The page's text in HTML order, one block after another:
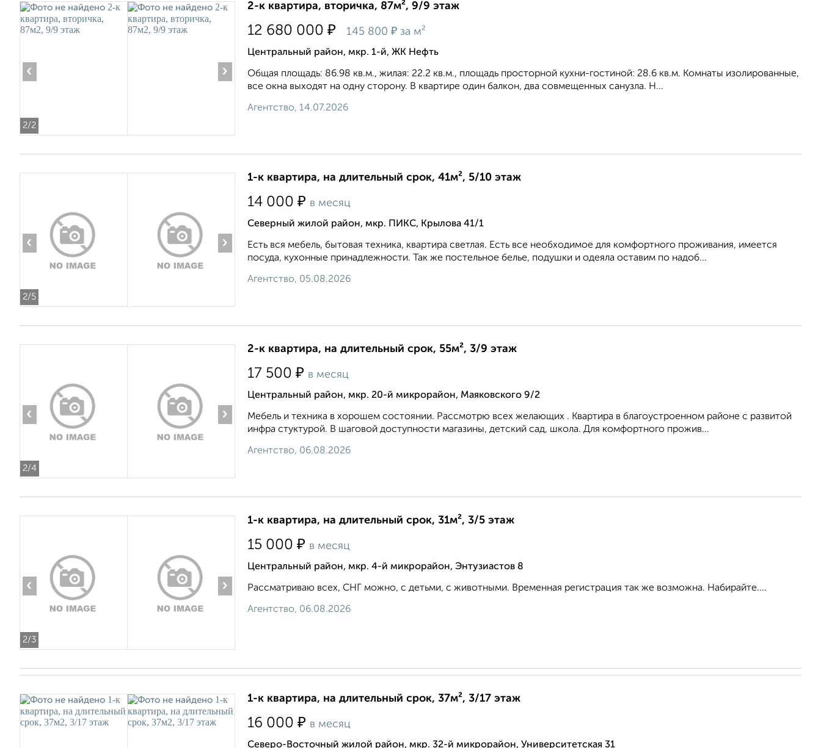
2/2
‹ ›
2-к квартира, вторичка, 87м², 9/9 этаж
12 680 000 ₽ 145 800 ₽ за м²
Центральный район, мкр. 1-й, ЖК Нефть
Общая площадь: 86.98 кв.м., жилая: 22.2 кв.м., площадь просторной кухни-гостиной: 28.6 кв.м. Комнаты изолированные,
все окна выходят на одну сторону. В квартире один балкон, два совмещенных санузла. Н...
Агентство, 14.07.2026
2/5
‹ ›
1-к квартира, на длительный срок, 41м², 5/10 этаж
14 000 ₽ в месяц
Северный жилой район, мкр. ПИКС, Крылова 41/1
Есть вся мебель, бытовая техника, квартира светлая. Есть все необходимое для комфортного проживания, имеется
посуда, кухонные принадлежности. Так же постельное белье, подушки и одеяла оставим по надоб...
Агентство, 05.08.2026
2/4
‹ ›
2-к квартира, на длительный срок, 55м², 3/9 этаж
17 500 ₽ в месяц
Центральный район, мкр. 20-й микрорайон, Маяковского 9/2
Мебель и техника в хорошем состоянии. Рассмотрю всех желающих . Квартира в благоустроенном районе с развитой
инфра стуктурой. В шаговой доступности магазины, детский сад, школа. Для комфортного прожив...
Агентство, 06.08.2026
2/3
‹ ›
1-к квартира, на длительный срок, 31м², 3/5 этаж
15 000 ₽ в месяц
Центральный район, мкр. 4-й микрорайон, Энтузиастов 8
Рассматриваю всех, СНГ можно, с детьми, с животными. Временная регистрация так же возможна. Набирайте....
Агентство, 06.08.2026
1-к квартира, на длительный срок, 37м², 3/17 этаж
16 000 ₽ в месяц
Северо-Восточный жилой район, мкр. 32-й микрорайон, Университетская 31